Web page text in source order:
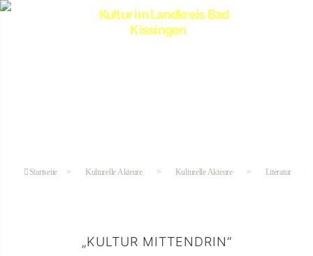
Startseite > Kulturelle Akteure > Kulturelle Akteure > Literatur
„KULTUR MITTENDRIN“